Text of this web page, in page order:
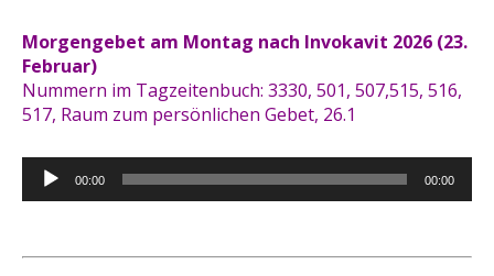
Morgengebet am Montag nach Invokavit 2026 (23.
Februar)
Nummern im Tagzeitenbuch: 3330, 501, 507,515, 516,
517, Raum zum persönlichen Gebet, 26.1
Audio-
Player
00:00 00:00